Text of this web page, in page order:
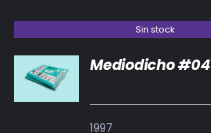
Sin stock
DETALLES
Mediodicho #04
1997